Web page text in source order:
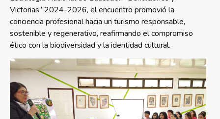
Victorias” 2024-2026, el encuentro promovió la
conciencia profesional hacia un turismo responsable,
sostenible y regenerativo, reafirmando el compromiso
ético con la biodiversidad y la identidad cultural.